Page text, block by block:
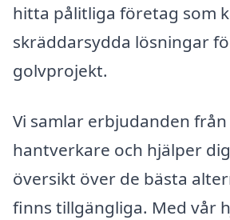
hitta pålitliga företag som
skräddarsydda lösningar
golvprojekt.
Vi samlar erbjudanden
hantverkare och hjälper
översikt över de bästa
finns tillgängliga. Med vår